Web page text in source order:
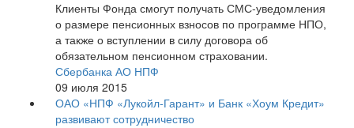
Клиенты Фонда смогут получать СМС-уведомления
о размере пенсионных взносов по программе НПО,
а также о вступлении в силу договора об
обязательном пенсионном страховании.
Сбербанка АО НПФ
09 июля 2015
ОАО «НПФ «Лукойл-Гарант» и Банк «Хоум Кредит»
развивают сотрудничество